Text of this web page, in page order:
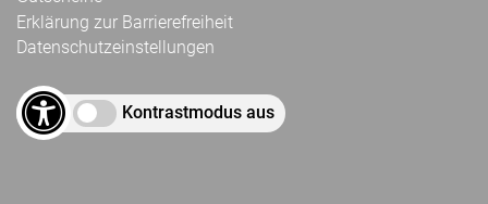
Erklärung zur Barrierefreiheit
Datenschutzeinstellungen
Kontrastmodus aus